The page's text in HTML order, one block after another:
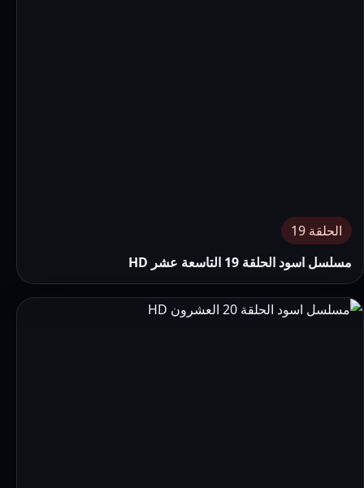
الحلقة 19
مسلسل اسود الحلقة 19 التاسعة عشر HD